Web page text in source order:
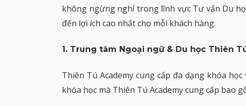
không ngừng nghỉ trong lĩnh vực Tư vấn Du
đến lợi ích cao nhất cho mỗi khách hàng.
1. Trung tâm Ngoại ngữ & Du học Thiên
Thiên Tú Academy cung cấp đa dạng khóa
khóa học mà Thiên Tú Academy cung cấp bao